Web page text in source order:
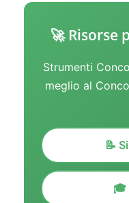
🚀 Risorse
Strumenti
meglio al
📝
🎓